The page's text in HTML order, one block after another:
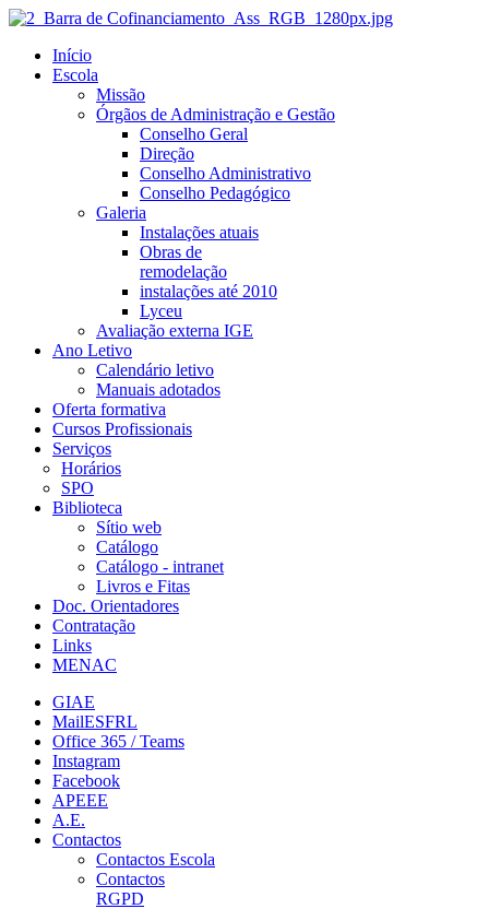
Início
Escola
Missão
Órgãos de Administração e Gestão
Conselho Geral
Direção
Conselho Administrativo
Conselho Pedagógico
Galeria
Instalações atuais
Obras de
remodelação
instalações até 2010
Lyceu
Avaliação externa IGE
Ano Letivo
Calendário letivo
Manuais adotados
Oferta formativa
Cursos Profissionais
Serviços
Horários
SPO
Biblioteca
Sítio web
Catálogo
Catálogo - intranet
Livros e Fitas
Doc. Orientadores
Contratação
Links
MENAC
GIAE
MailESFRL
Office 365 / Teams
Instagram
Facebook
APEEE
A.E.
Contactos
Contactos Escola
Contactos
RGPD